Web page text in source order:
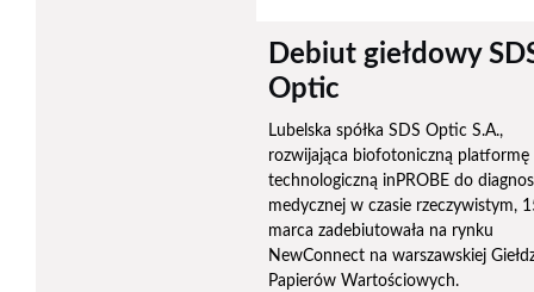
Debiut giełdowy
Optic
Lubelska spółka SDS Optic S.A.,
rozwijająca biofotoniczną platformę
technologiczną inPROBE do
medycznej w czasie rzeczywistym,
marca zadebiutowała na rynku
NewConnect na warszawskiej
Papierów Wartościowych.